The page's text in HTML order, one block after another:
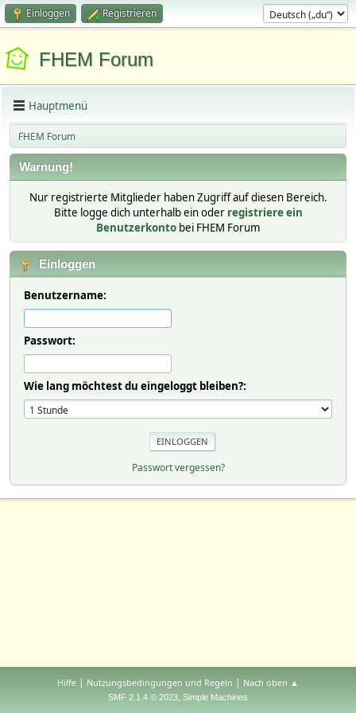
Einloggen Registrieren
FHEM Forum
Hauptmenü
FHEM Forum
Warnung!
Nur registrierte Mitglieder haben Zugriff auf diesen Bereich.
Bitte logge dich unterhalb ein oder registriere ein
Benutzerkonto bei FHEM Forum
Einloggen
Benutzername:
Passwort:
Wie lang möchtest du eingeloggt bleiben?:
Passwort vergessen?
Hilfe | Nutzungsbedingungen und Regeln | Nach oben ▲
SMF 2.1.4 © 2023, Simple Machines